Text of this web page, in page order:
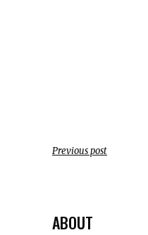
Previous post
ABOUT